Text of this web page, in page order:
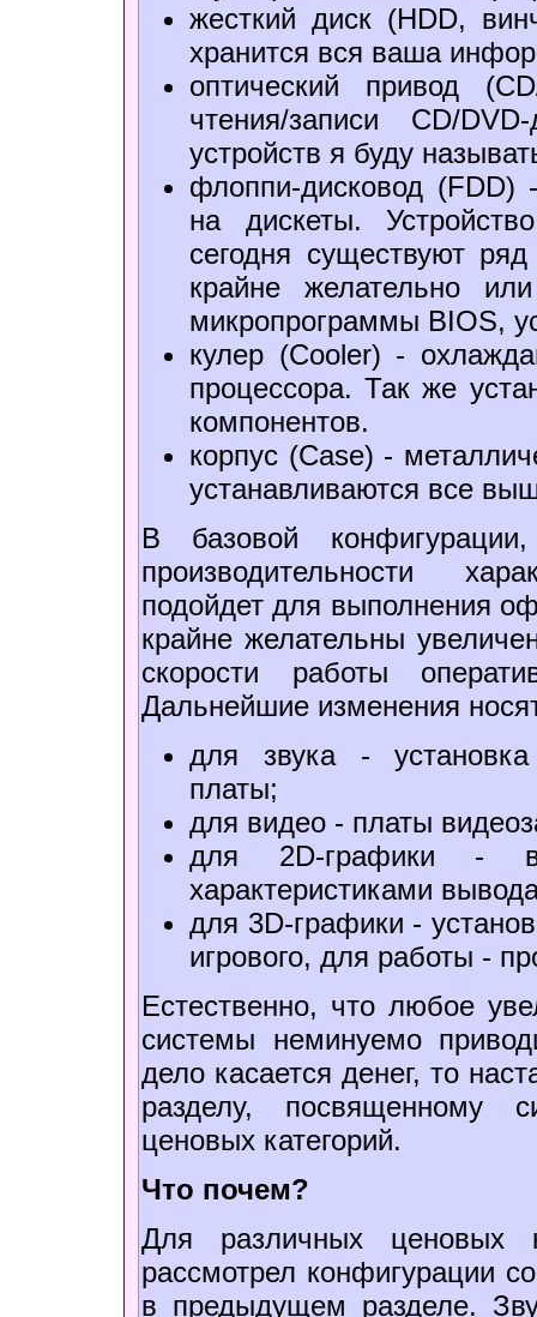
жесткий диск (HDD,
хранится вся ваша
оптический привод
чтения/записи CD/
устройств я буду
флоппи-дисковод (FDD)
на дискеты.
сегодня существуют
крайне желательно
микропрограммы BIOS,
кулер (Cooler) -
процессора. Так же
компонентов.
корпус (Case) -
устанавливаются все
В базовой
производительности
подойдет для выполнения
крайне желательны
скорости работы
Дальнейшие изменения
для звука - установка
платы;
для видео - платы
для 2D-графики -
характеристиками
для 3D-графики -
игрового, для работы -
Естественно, что любое
системы неминуемо
дело касается денег, то
разделу, посвященному
ценовых категорий.
Что почем?
Для различных ценовых
рассмотрел конфигурации
в предыдущем разделе.